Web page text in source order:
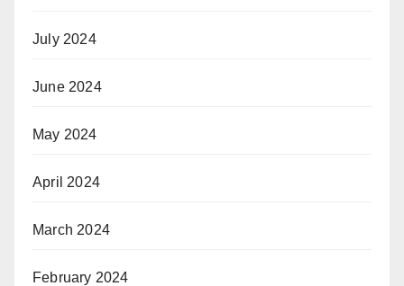
July 2024
June 2024
May 2024
April 2024
March 2024
February 2024